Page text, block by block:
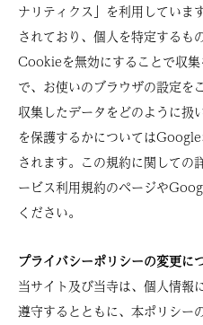
ナリティクス」を利用していま
されており、個人を特定するも
Cookieを無効にすることで収
で、お使いのブラウザの設定を
収集したデータをどのように扱
を保護するかについては
されます。この規約に関して
ービス利用規約のページや
ください。
プライバシーポリシーの変更に
当サイト及び当寺は、個人情報
遵守するとともに、本ポリシー